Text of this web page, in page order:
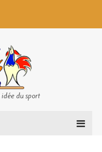
du sport